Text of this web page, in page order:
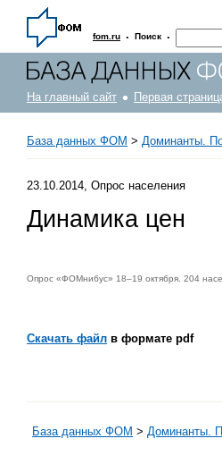
fom.ru · Поиск ·
На главный сайт Первая
База данных ФОМ > Доминанты.
23.10.2014, Опрос населения
Динамика цен
Опрос «ФОМнибус» 18–19 октября. 204
Скачать файл в формате pdf
База данных ФОМ > Доминанты.